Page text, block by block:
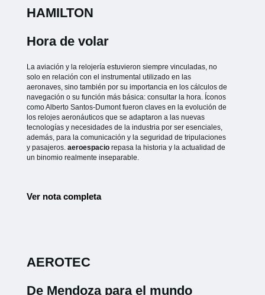
HAMILTON
Hora de volar
La aviación y la relojería estuvieron siempre vinculadas, no
solo en relación con el instrumental utilizado en las
aeronaves, sino también por su importancia en los cálculos de
navegación o su función más básica: consultar la hora. Íconos
como Alberto Santos-Dumont fueron claves en la evolución de
los relojes aeronáuticos que se adaptaron a las nuevas
tecnologías y necesidades de la industria por ser esenciales,
además, para la comunicación y la seguridad de tripulaciones
y pasajeros. aeroespacio repasa la historia y la actualidad de
un binomio realmente inseparable.
Ver nota completa
AEROTEC
De Mendoza para el mundo